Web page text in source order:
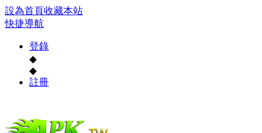
設為首頁收藏本站
快捷導航
登錄
◆
◆
註冊